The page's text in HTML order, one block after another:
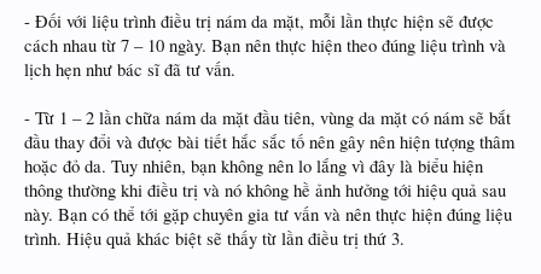
- Đối với liệu trình điều trị nám da mặt, mỗi lần thực hiện sẽ được
cách nhau từ 7 – 10 ngày. Bạn nên thực hiện theo đúng liệu trình và
lịch hẹn như bác sĩ đã tư vấn.
- Từ 1 – 2 lần chữa nám da mặt đầu tiên, vùng da mặt có nám sẽ bắt
đầu thay đổi và được bài tiết hắc sắc tố nên gây nên hiện tượng thâm
hoặc đỏ da. Tuy nhiên, bạn không nên lo lắng vì đây là biểu hiện
thông thường khi điều trị và nó không hề ảnh hưởng tới hiệu quả sau
này. Bạn có thể tới gặp chuyên gia tư vấn và nên thực hiện đúng liệu
trình. Hiệu quả khác biệt sẽ thấy từ lần điều trị thứ 3.